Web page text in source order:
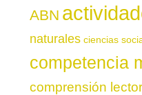
ABN
naturales ciencias
competencia
comprensión